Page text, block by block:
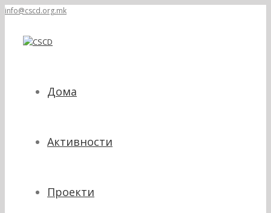
info@cscd.org.mk
Дома
Активности
Проекти